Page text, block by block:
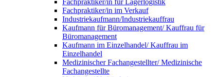
Fachpraktiker/in für Lagerlogistik
Fachpraktiker/in im Verkauf
Industriekaufmann/Industriekauffrau
Kaufmann für Büromanagement/ Kauffrau für
Büromanagement
Kaufmann im Einzelhandel/ Kauffrau im
Einzelhandel
Medizinischer Fachangestellter/ Medizinische
Fachangestellte